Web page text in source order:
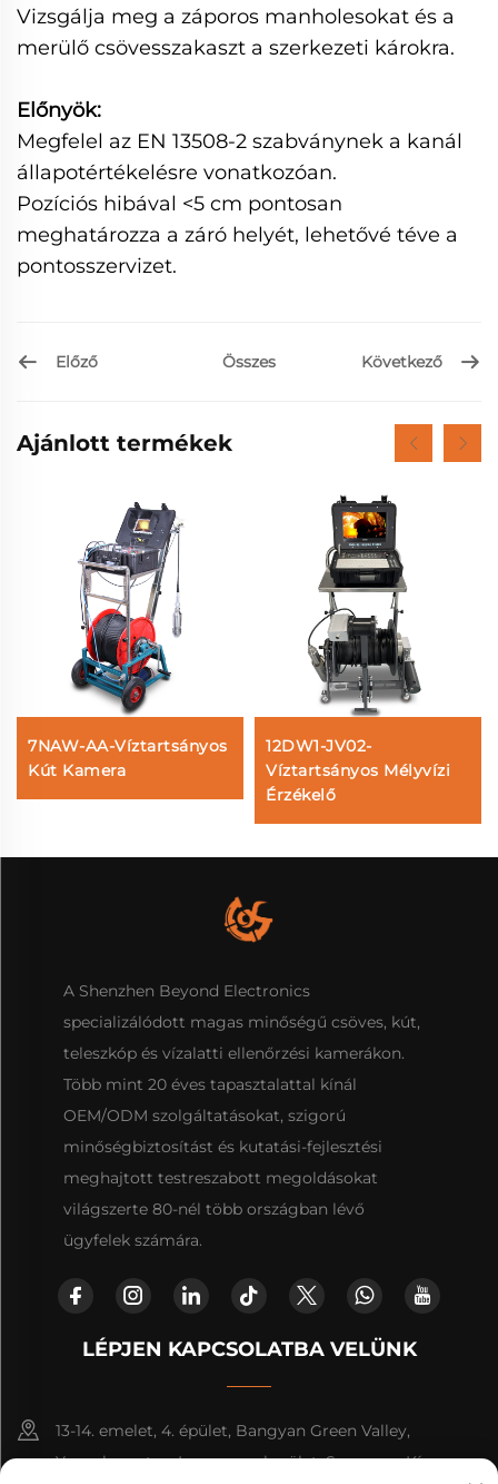
Vizsgálja meg a záporos manholesokat és a
merülő csövesszakaszt a szerkezeti károkra.
Előnyök:
Megfelel az EN 13508-2 szabványnek a kanál
állapotértékelésre vonatkozóan.
Pozíciós hibával <5 cm pontosan
meghatározza a záró helyét, lehetővé téve a
pontosszervizet.
Előző Összes Következő
Ajánlott termékek
7NAW-AA-Víztartsányos
Kút Kamera
12DW1-JV02-
Víztartsányos Mélyvízi
Érzékelő
A Shenzhen Beyond Electronics
specializálódott magas minőségű csöves, kút,
teleszkóp és vízalatti ellenőrzési kamerákon.
Több mint 20 éves tapasztalattal kínál
OEM/ODM szolgáltatásokat, szigorú
minőségbiztosítást és kutatási-fejlesztési
meghajtott testreszabott megoldásokat
világszerte 80-nél több országban lévő
ügyfelek számára.
LÉPJEN KAPCSOLATBA VELÜNK
13-14. emelet, 4. épület, Bangyan Green Valley,
Yuanshan utca, Longgang kerület, Szenczen, Kína.